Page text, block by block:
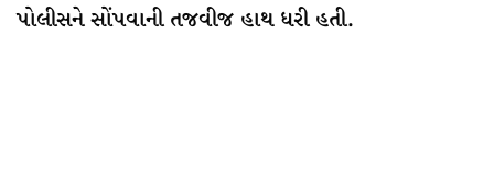
પોલીસને સોંપવાની તજવીજ હાથ ધરી હતી.